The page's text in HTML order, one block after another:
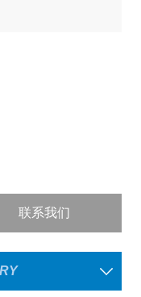
联系我们